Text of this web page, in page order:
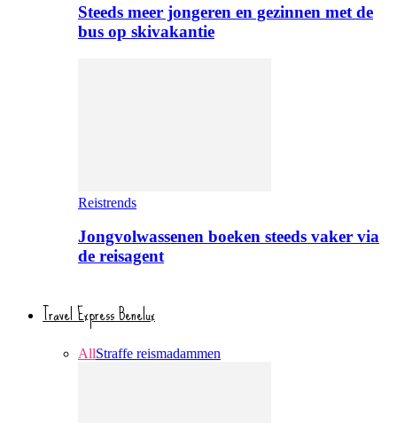
Steeds meer jongeren en gezinnen met de
bus op skivakantie
Reistrends
Jongvolwassenen boeken steeds vaker via
de reisagent
Travel Express Benelux
AllStraffe reismadammen